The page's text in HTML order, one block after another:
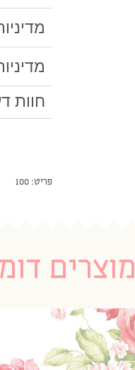
חוות
פריט: 100
מוצרים